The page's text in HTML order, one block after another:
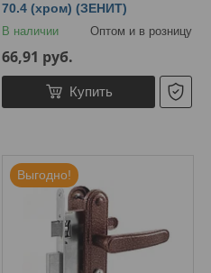
70.4 (хром) (ЗЕНИТ)
В наличии Оптом и в розницу
66,91 руб.
Купить
Выгодно!